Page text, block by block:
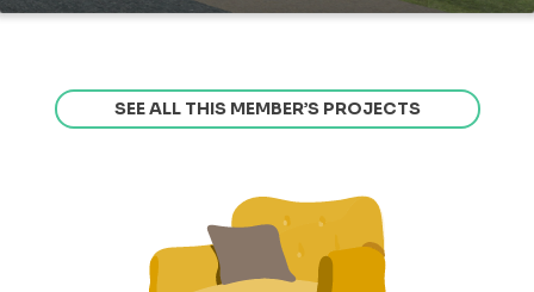
SEE ALL THIS MEMBER’S PROJECTS